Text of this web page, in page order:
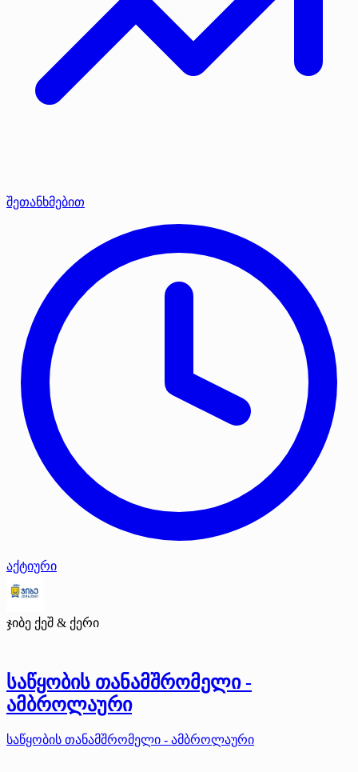
შეთანხმებით
აქტიური
ჯიბე ქეშ & ქერი
საწყობის თანამშრომელი -
ამბროლაური
საწყობის თანამშრომელი - ამბროლაური